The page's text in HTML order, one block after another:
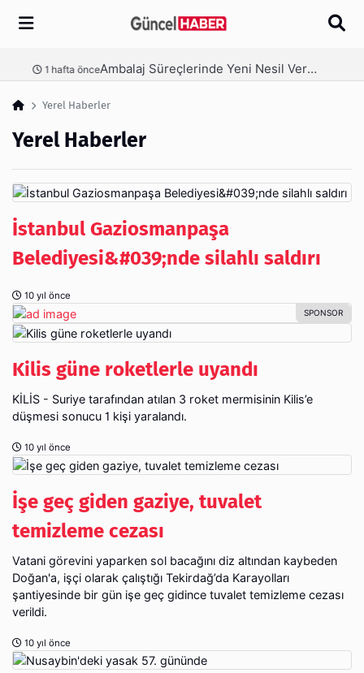
Arama
Ambalaj Süreçlerinde Yeni Nesil Verimliliği Olimpack ile Yakalayın 3 hafta önce
Yerel Haberler
Yerel Haberler
İstanbul Gaziosmanpaşa
Belediyesi&#039;nde silahlı saldırı
10 yıl önce
Kilis güne roketlerle uyandı
KİLİS - Suriye tarafından atılan 3 roket mermisinin Kilis’e
düşmesi sonucu 1 kişi yaralandı.
10 yıl önce
İşe geç giden gaziye, tuvalet
temizleme cezası
Vatani görevini yaparken sol bacağını diz altından kaybeden
Doğan'a, işçi olarak çalıştığı Tekirdağ’da Karayolları
şantiyesinde bir gün işe geç gidince tuvalet temizleme cezası
verildi.
10 yıl önce